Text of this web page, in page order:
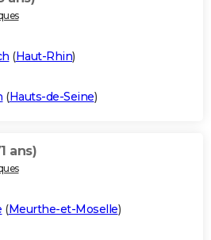
(Haut-Rhin)
(Hauts-de-Seine)
ans)
(Meurthe-et-Moselle)